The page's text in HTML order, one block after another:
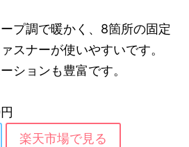
プ調で暖かく、8箇所の固定
スナーが使いやすいです。
ションも豊富です。
楽天市場で見る